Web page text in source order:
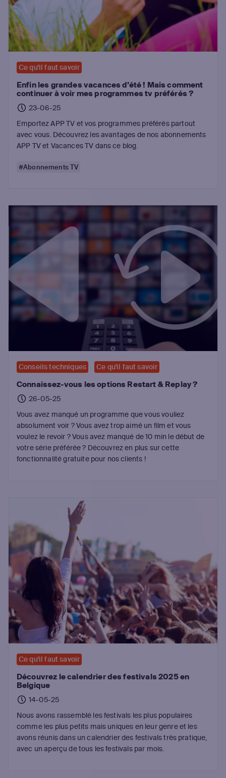
Ce qu'il faut savoir
Enfin les grandes vacances d’été ! Mais comment
continuer à voir mes programmes tv préférés ?
23-06-25
Emportez APP TV et vos programmes préférés partout
avec vous. Découvrez les avantages de nos abonnements
APP TV et Vacances TV dans ce blog.
#Abonnements TV
Conseils techniques Ce qu'il faut savoir
Connaissez-vous les options Restart & Replay ?
26-05-25
Vous avez manqué un programme que vous vouliez
absolument voir ? Vous avez trop aimé un film et vous
voulez le revoir ? Vous avez manqué de 10 min le début de
votre série préférée ? Découvrez en plus sur cette
fonctionnalité gratuite pour nos clients !
Ce qu'il faut savoir
Découvrez le calendrier des festivals 2025 en
Belgique
14-05-25
Nous avons rassemblé les festivals les plus populaires
comme les plus petits mais uniques en leur genre et les
avons réunis dans un calendrier des festivals très pratique,
avec un aperçu de tous les festivals par mois.